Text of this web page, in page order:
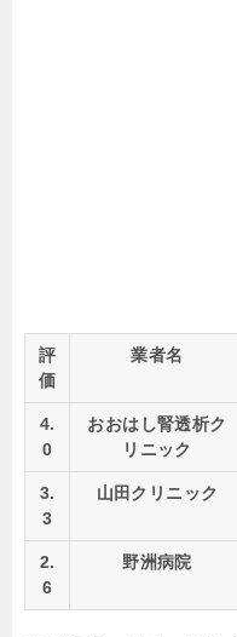
評
価
業者名
4.
0
おおはし腎透析ク
リニック
3.
3
山田クリニック
2.
6
野洲病院